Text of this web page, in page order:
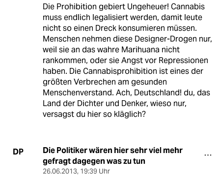
Die Prohibition gebiert Ungeheuer! Cannabis
muss endlich legalisiert werden, damit leute
nicht so einen Dreck konsumieren müssen.
Menschen nehmen diese Designer-Drogen nur,
weil sie an das wahre Marihuana nicht
rankommen, oder sie Angst vor Repressionen
haben. Die Cannabisprohibition ist eines der
größten Verbrechen am gesunden
Menschenverstand. Ach, Deutschland! du, das
Land der Dichter und Denker, wieso nur,
versagst du hier so kläglich?
DP
Die Politiker wären hier sehr viel mehr
gefragt dagegen was zu tun
26.06.2013, 19:39 Uhr